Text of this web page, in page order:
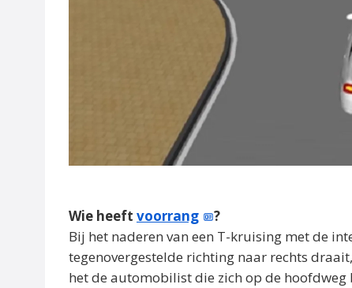
Wie heeft voorrang
?
Bij het naderen van een T-kruising met de
tegenovergestelde richting naar rechts
het de automobilist die zich op de